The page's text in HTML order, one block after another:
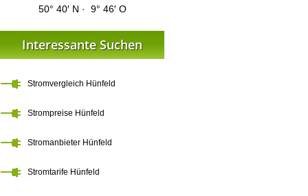
50° 40′ N · 9° 46′ O
Interessante Suchen
Stromvergleich Hünfeld
Strompreise Hünfeld
Stromanbieter Hünfeld
Stromtarife Hünfeld